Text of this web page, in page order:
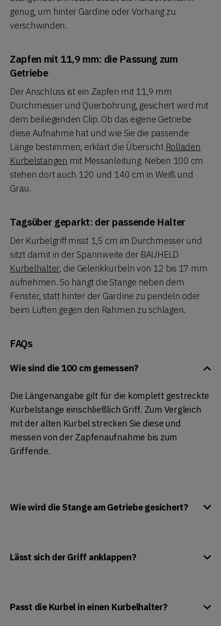
genug, um hinter Gardine oder Vorhang zu
verschwinden.
Zapfen mit 11,9 mm: die Passung zum
Getriebe
Der Anschluss ist ein Zapfen mit 11,9 mm
Durchmesser und Querbohrung, gesichert wird mit
dem beiliegenden Clip. Ob das eigene Getriebe
diese Aufnahme hat und wie Sie die passende
Länge bestimmen, erklärt die Übersicht Rolladen
Kurbelstangen mit Messanleitung. Neben 100 cm
stehen dort auch 120 und 140 cm in Weiß und
Grau.
Tagsüber geparkt: der passende Halter
Der Kurbelgriff misst 1,5 cm im Durchmesser und
sitzt damit in der Spannweite der BAUHELD
Kurbelhalter, die Gelenkkurbeln von 12 bis 17 mm
aufnehmen. So hängt die Stange neben dem
Fenster, statt hinter der Gardine zu pendeln oder
beim Lüften gegen den Rahmen zu schlagen.
FAQs
Wie sind die 100 cm gemessen?
Die Längenangabe gilt für die komplett gestreckte
Kurbelstange einschließlich Griff. Zum Vergleich
mit der alten Kurbel strecken Sie diese und
messen von der Zapfenaufnahme bis zum
Griffende.
Wie wird die Stange am Getriebe gesichert?
Lässt sich der Griff anklappen?
Passt die Kurbel in einen Kurbelhalter?